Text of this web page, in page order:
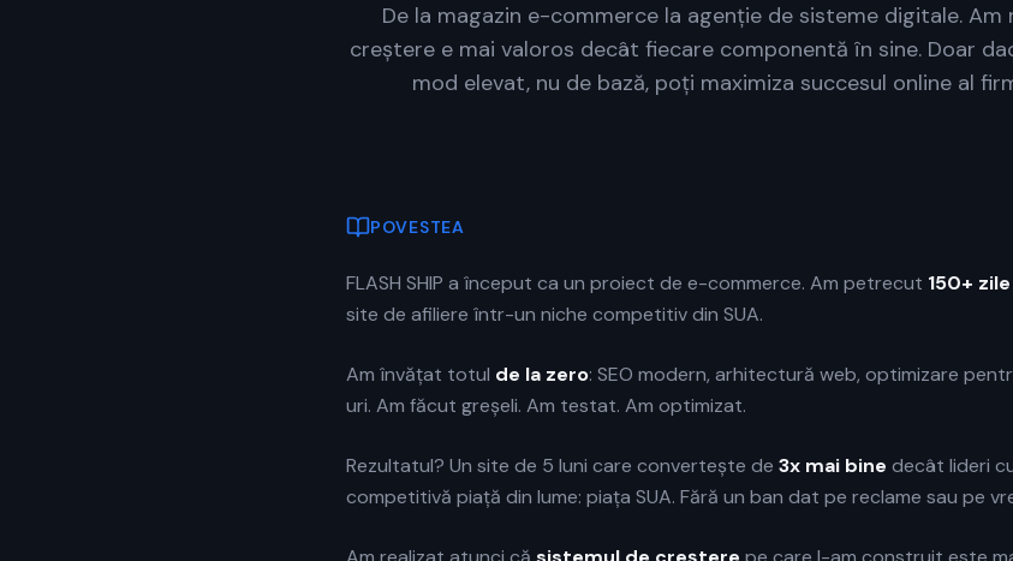
De la magazin e-commerce la agenție de sisteme digitale.
creștere e mai valoros decât fiecare componentă în sine. Doar
mod elevat, nu de bază, poți maximiza succesul online al
POVESTEA
FLASH SHIP a început ca un proiect de e-commerce. Am petrecut 150+ zile
site de afiliere într-un niche competitiv din SUA.
Am învățat totul de la zero: SEO modern, arhitectură web, optimizare
uri. Am făcut greșeli. Am testat. Am optimizat.
Rezultatul? Un site de 5 luni care convertește de 3x mai bine decât lideri
competitivă piață din lume: piața SUA. Fără un ban dat pe reclame sau pe